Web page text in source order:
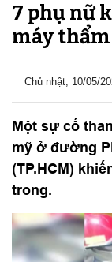
7 phụ nữ
máy thẩm
Chủ nhật, 10/05/
Một sự cố
mỹ ở đường
(TP.HCM)
trong.